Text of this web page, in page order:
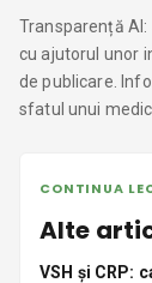
Transparență
cu ajutorul unor
de publicare.
sfatul unui medic.
CONTINUA
Alte
VSH și CRP: